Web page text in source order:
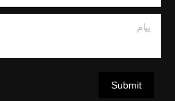
Submit